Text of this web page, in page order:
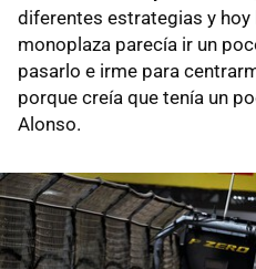
diferentes estrategias y
monoplaza parecía ir un
pasarlo e irme para
porque creía que tenía un
Alonso.